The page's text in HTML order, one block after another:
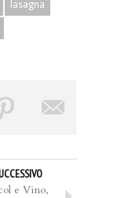
lasagna
e Vino,